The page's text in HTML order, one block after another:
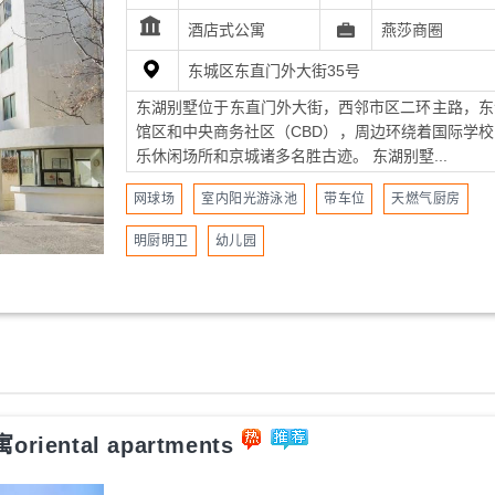
酒店式公寓 燕莎商圈
东城区东直门外大街35号
东湖别墅位于东直门外大街，西邻市区二环主路，
馆区和中央商务社区（CBD），周边环绕着国际学
乐休闲场所和京城诸多名胜古迹。 东湖别墅...
网球场 室内阳光游泳池 带车位 天燃气厨房
明厨明卫 幼儿园
oriental apartments